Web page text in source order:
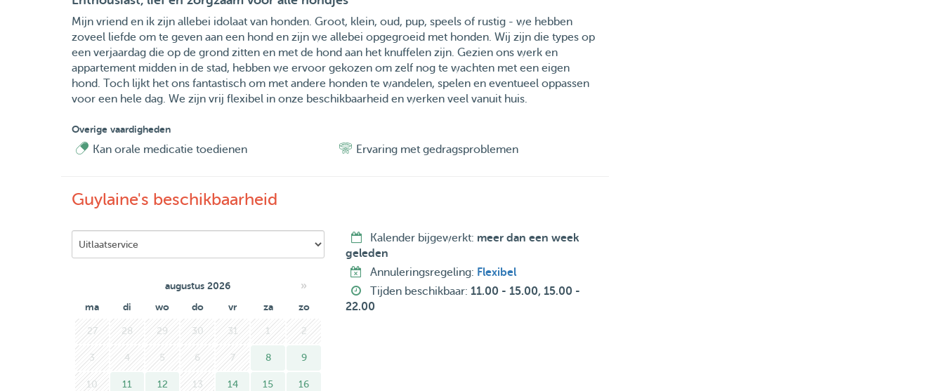
Mijn vriend en ik zijn allebei idolaat van honden. Groot, klein, oud, pup, speels of rustig - we hebben
zoveel liefde om te geven aan een hond en zijn we allebei opgegroeid met honden. Wij zijn die types op
een verjaardag die op de grond zitten en met de hond aan het knuffelen zijn. Gezien ons werk en
appartement midden in de stad, hebben we ervoor gekozen om zelf nog te wachten met een eigen
hond. Toch lijkt het ons fantastisch om met andere honden te wandelen, spelen en eventueel oppassen
voor een hele dag. We zijn vrij flexibel in onze beschikbaarheid en werken veel vanuit huis.
Overige vaardigheden
Kan orale medicatie toedienen Ervaring met gedragsproblemen
Guylaine's beschikbaarheid
augustus 2026 »
ma di wo do vr za zo
27 28 29 30 31 1 2
3 4 5 6 7 8 9
10 11 12 13 14 15 16
Kalender bijgewerkt: meer dan een week
geleden
Annuleringsregeling: Flexibel
Tijden beschikbaar: 11.00 - 15.00, 15.00 -
22.00